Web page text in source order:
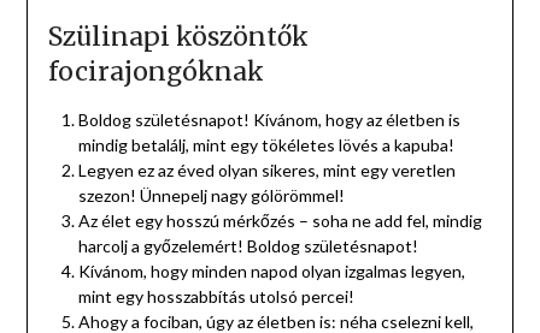
Szülinapi köszöntők
focirajongóknak
Boldog születésnapot! Kívánom, hogy az életben is
mindig betalálj, mint egy tökéletes lövés a kapuba!
Legyen ez az éved olyan sikeres, mint egy veretlen
szezon! Ünnepelj nagy gólörömmel!
Az élet egy hosszú mérkőzés – soha ne add fel, mindig
harcolj a győzelemért! Boldog születésnapot!
Kívánom, hogy minden napod olyan izgalmas legyen,
mint egy hosszabbítás utolsó percei!
Ahogy a fociban, úgy az életben is: néha cselezni kell,